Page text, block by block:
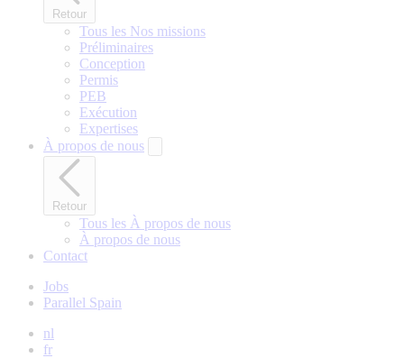
Retour
Tous les Nos missions
Préliminaires
Conception
Permis
PEB
Exécution
Expertises
À propos de nous
Retour
Tous les À propos de nous
À propos de nous
Contact
Jobs
Parallel Spain
nl
fr